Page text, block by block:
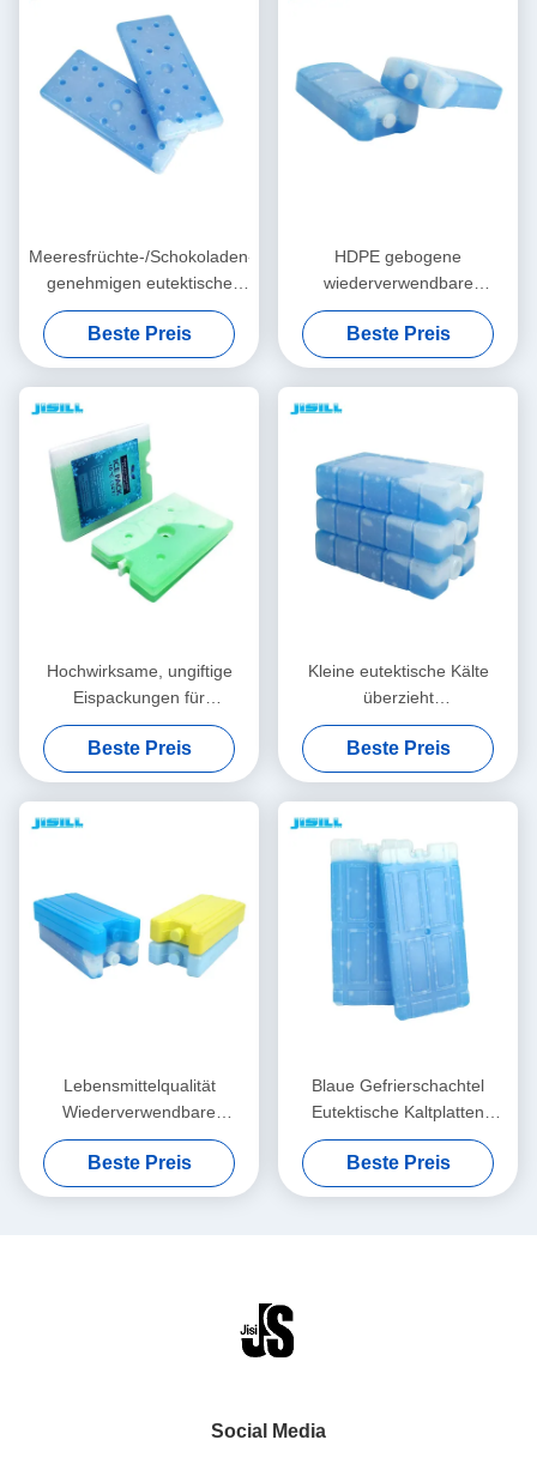
Meeresfrüchte-/Schokoladen-
genehmigen eutektische
Kälte-Platten, die großer
Gefrierschrank FDA SGS
verpackt
Beste Preis
HDPE gebogene
wiederverwendbare
Gefrierschrank-Plastiksätze
für Größe der
Kühlvorrichtungs-
14.3*7.7*3.8cm
Beste Preis
Hochwirksame, ungiftige
Eispackungen für
medizinische Zwecke 1000
ml für Kühlboxen für
gefrorene Lebensmittel
Beste Preis
Kleine eutektische Kälte
überzieht
wiederverwendbaren
Isolierungs-Ziegelstein für
Tiefkühlkost
Beste Preis
Lebensmittelqualität
Wiederverwendbare
Eutektische Kaltplatten
Mehrzweck Isolierstein Für
Mittagsbeutel Für
Beste Preis
Blaue Gefrierschachtel
Eutektische Kaltplatten
Niedrige Temperaturen
länger als Eis Für
Lebensmittel Gefroren
Beste Preis
Social Media